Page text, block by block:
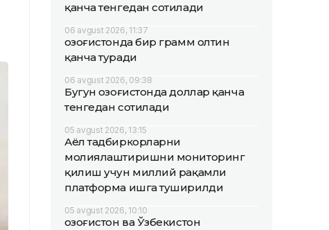
қанча тенгедан сотилади
06 avgust 2026, 11:37
Қозоғистонда бир грамм олтин
қанча туради
06 avgust 2026, 09:38
Бугун Қозоғистонда доллар қанча
тенгедан сотилади
05 avgust 2026, 13:15
Аёл тадбиркорларни
молиялаштиришни мониторинг
қилиш учун миллий рақамли
платформа ишга туширилди
05 avgust 2026, 10:10
Қозоғистон ва Ўзбекистон